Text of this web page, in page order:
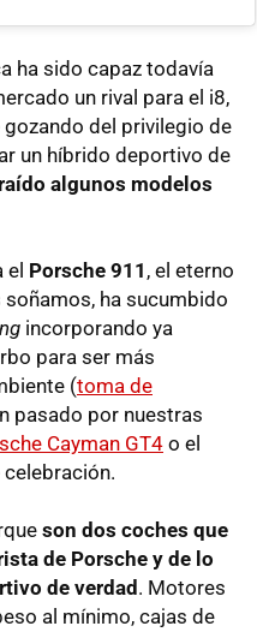
ha sido capaz todavía
un rival para el i8,
del privilegio de
un híbrido deportivo de
algunos modelos
el Porsche 911 , el eterno
ha sucumbido
incorporando ya
para ser más
(toma de
pasado por nuestras
Cayman GT4 o el
son dos coches que
de Porsche y de lo
de verdad . Motores
al mínimo, cajas de